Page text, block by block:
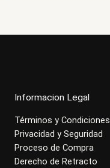
Informacion Legal
Términos y Condiciones
Privacidad y Seguridad
Proceso de Compra
Derecho de Retracto